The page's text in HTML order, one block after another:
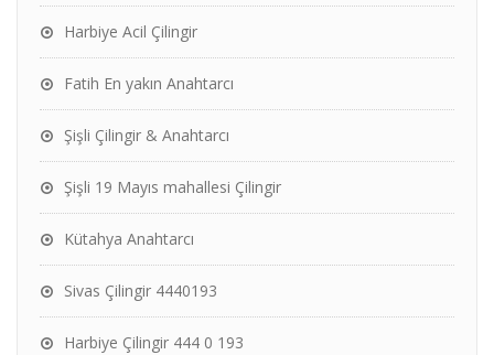
Harbiye Acil Çilingir
Fatih En yakın Anahtarcı
Şişli Çilingir & Anahtarcı
Şişli 19 Mayıs mahallesi Çilingir
Kütahya Anahtarcı
Sivas Çilingir 4440193
Harbiye Çilingir 444 0 193